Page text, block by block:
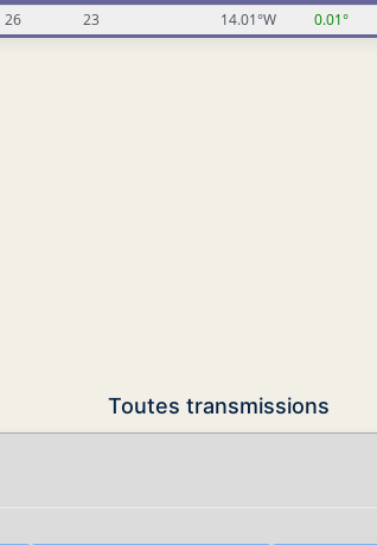
26 23 14.01°W 0.01°
Toutes transmissions